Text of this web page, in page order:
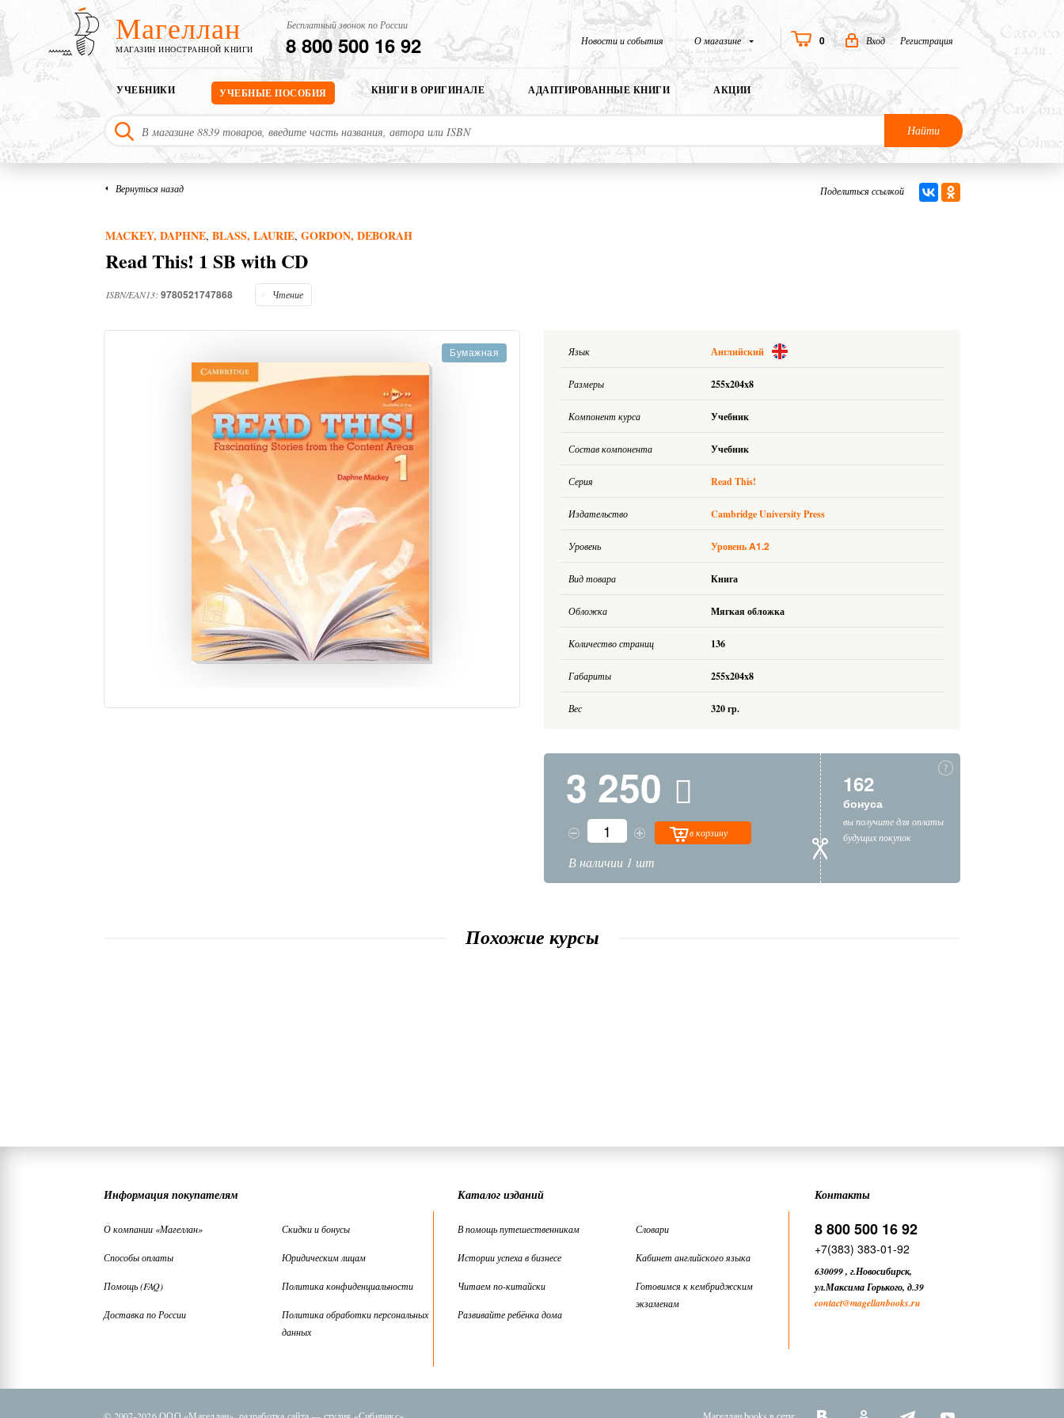
Магеллан
МАГАЗИН ИНОСТРАННОЙ КНИГИ
Бесплатный звонок по России
8 800 500 16 92 Новости и события О магазине 0 Вход Регистрация
УЧЕБНИКИ УЧЕБНЫЕ ПОСОБИЯ КНИГИ В ОРИГИНАЛЕ АДАПТИРОВАННЫЕ КНИГИ АКЦИИ
Найти
Вернуться назад Поделиться ссылкой
MACKEY, DAPHNE, BLASS, LAURIE, GORDON, DEBORAH
Read This! 1 SB with CD
ISBN/EAN13: 9780521747868 Чтение
Бумажная Язык Английский
Размеры 255x204x8
Компонент курса Учебник
Состав компонента Учебник
Серия Read This!
Издательство Cambridge University Press
Уровень УровеньA1.2
Вид товара Книга
Обложка Мягкая обложка
Количество страниц 136
Габариты 255x204x8
Вес 320 гр.
3 250
в корзину
В наличии 1 шт
162
бонуса
вы получите для оплаты
будущих покупок
Похожие курсы
Информация покупателям
О компании «Магеллан»
Способы оплаты
Помощь (FAQ)
Доставка по России
Скидки и бонусы
Юридическим лицам
Политика конфиденциальности
Политика обработки персональных
данных
Каталог изданий
В помощь путешественникам
Истории успеха в бизнесе
Читаем по-китайски
Развивайте ребёнка дома
Словари
Кабинет английского языка
Готовимся к кембриджским
экзаменам
Контакты
8 800 500 16 92
+7(383) 383-01-92
630099, г.Новосибирск,
ул.Максима Горького, д.39
contact@magellanbooks.ru